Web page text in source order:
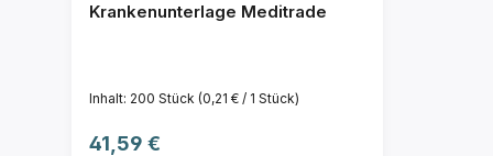
Krankenunterlage Meditrade
Inhalt: 200 Stück (0,21 € / 1 Stück)
Regulärer Preis:
41,59 €